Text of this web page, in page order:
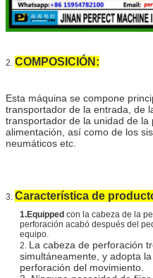
2. COMPOSICIÓN:
Esta máquina se compone
transportador de la entrada, de
transportador de la unidad de
alimentación, así como de los
neumáticos etc.
3. Característica de
1.Equipped con la cabeza de la
perforación acabó después del
equipo.
2. La cabeza de perforación
simultáneamente, y adopta
perforación del movimiento.